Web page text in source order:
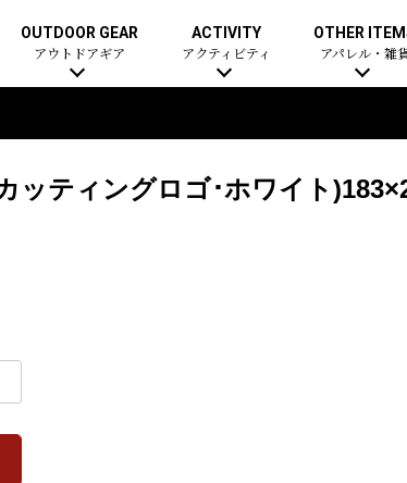
OUTDOOR GEAR
アウトドアギア
ACTIVITY
アクティビティ
OTHER
アパレル・雑
ッティングロゴ･ホワイト